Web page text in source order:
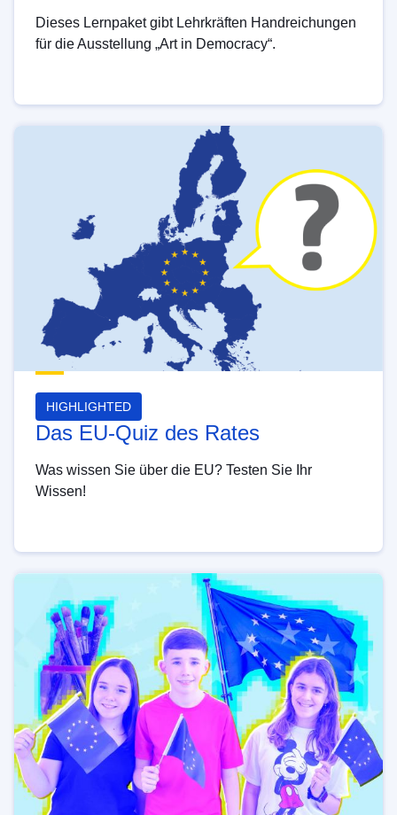
Dieses Lernpaket gibt Lehrkräften Handreichungen
für die Ausstellung „Art in Democracy“.
HIGHLIGHTED
Das EU-Quiz des Rates
Was wissen Sie über die EU? Testen Sie Ihr
Wissen!